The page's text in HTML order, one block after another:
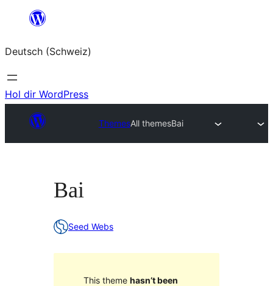
springen
Deutsch (Schweiz)
Hol dir WordPress
ThemesAll themesBai
Bai
Seed Webs
This theme hasn’t been